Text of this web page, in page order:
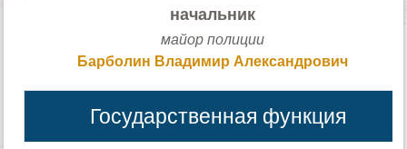
начальник
майор полиции
Барболин Владимир Александрович
Государственная функция